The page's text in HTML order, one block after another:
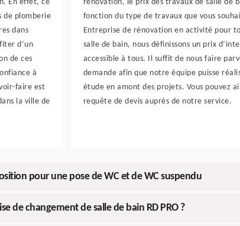
En effet, ce
de plomberie
dans
d’un
de ces
à
faire est
la ville de
rénovation, le prix des travaux de salle de
fonction du type de travaux que vous
Entreprise de rénovation en activité pour
salle de bain, nous définissons un prix
accessible à tous. Il suffit de nous faire
demande afin que notre équipe puisse
étude en amont des projets. Vous pouvez
requête de devis auprès de notre service.
pour une pose de WC et de WC suspendu
de changement de salle de bain RD PRO ?